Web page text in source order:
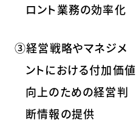
ロント業務の効率化
③経営戦略やマネジメ
ントにおける付加価値
向上のための経営判
断情報の提供